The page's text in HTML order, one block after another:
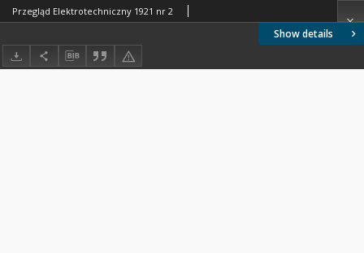
Show details
Przegląd Elektrotechniczny 1921 nr 2